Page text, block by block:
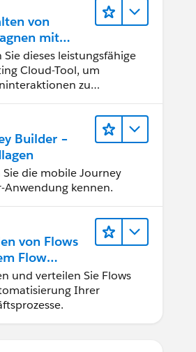
von
mit
Builder
Sie dieses leistungsfähige
Cloud-Tool, um
zu
Builder –
Sie die mobile Journey
Anwendung kennen.
von Flows
Flow
und verteilen Sie Flows
Ihrer